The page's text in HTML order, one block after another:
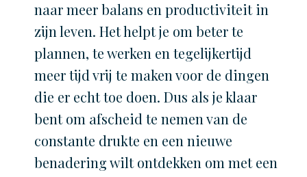
naar meer balans en productiviteit in
zijn leven. Het helpt je om beter te
plannen, te werken en tegelijkertijd
meer tijd vrij te maken voor de dingen
die er echt toe doen. Dus als je klaar
bent om afscheid te nemen van de
constante drukte en een nieuwe
benadering wilt ontdekken om met een